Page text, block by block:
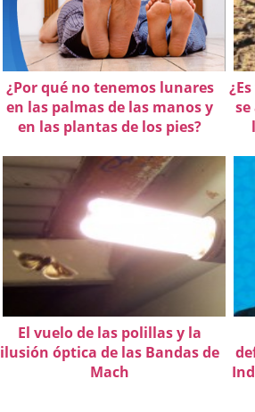
¿Por qué no tenemos lunares
en las palmas de las manos y
en las plantas de los pies?
El vuelo de las polillas y la
ilusión óptica de las Bandas de
Mach